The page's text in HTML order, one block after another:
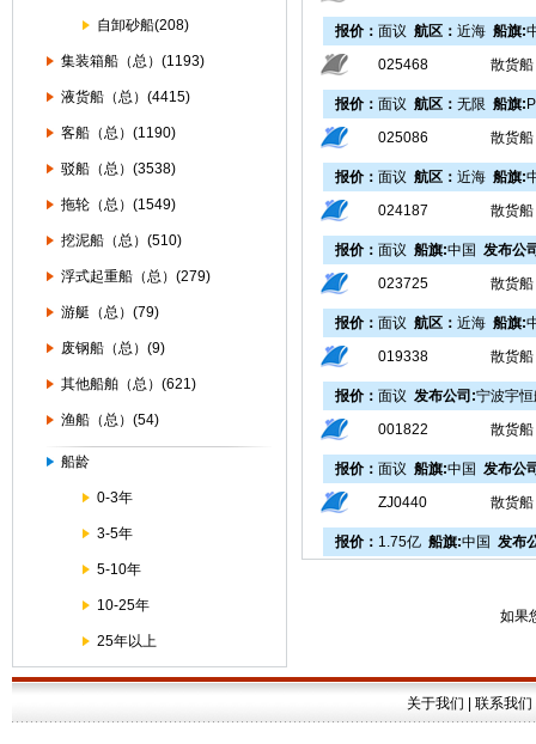
自卸砂船(208)
集装箱船（总）(1193)
液货船（总）(4415)
客船（总）(1190)
驳船（总）(3538)
拖轮（总）(1549)
挖泥船（总）(510)
浮式起重船（总）(279)
游艇（总）(79)
废钢船（总）(9)
其他船舶（总）(621)
渔船（总）(54)
船龄
0-3年
3-5年
5-10年
10-25年
25年以上
报价： 面议 航区： 近海 船旗:
025468
散货船
报价： 面议 航区： 无限 船旗:
025086
散货船
报价： 面议 航区： 近海 船旗:
024187
散货船
报价： 面议 船旗:中国 发布公
023725
散货船
报价： 面议 航区： 近海 船旗:
019338
散货船
报价： 面议 发布公司:宁波宇
001822
散货船
报价： 面议 船旗:中国 发布公
ZJ0440
散货船
报价： 1.75亿 船旗:中国 发布
如果
关于我们 联系我们